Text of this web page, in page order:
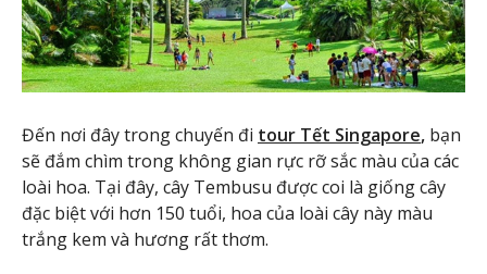
Đến nơi đây trong chuyến đi tour Tết Singapore, bạn
sẽ đắm chìm trong không gian rực rỡ sắc màu của các
loài hoa. Tại đây, cây Tembusu được coi là giống cây
đặc biệt với hơn 150 tuổi, hoa của loài cây này màu
trắng kem và hương rất thơm.